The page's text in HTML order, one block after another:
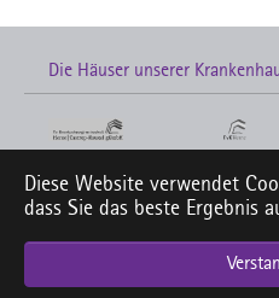
Diese Website verwendet
dass Sie das beste Ergebnis
Die Häuser unserer
Links zu unseren Social-